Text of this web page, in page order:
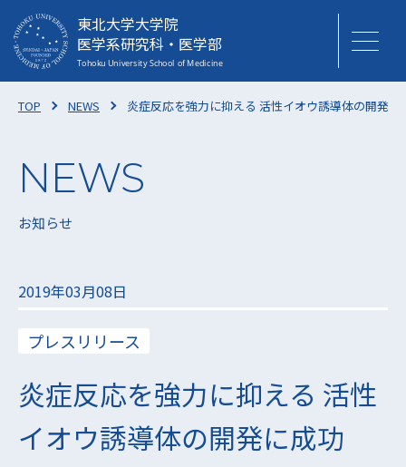
東北大学大学院
医学系研究科・医学部
TOP NEWS 炎症反応を強力に抑える 活性イオウ誘導体の開発に
お知らせ
2019年03月08日
プレスリリース
炎症反応を強力に抑える 活性
イオウ誘導体の開発に成功